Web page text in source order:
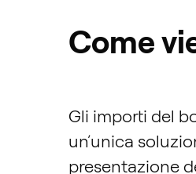
Come
Gli importi del
un’unica
presentazione